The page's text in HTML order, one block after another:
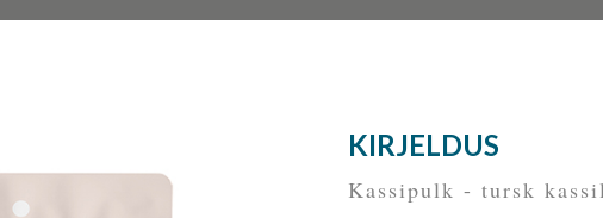
KIRJELDUS
Kassipulk - tursk